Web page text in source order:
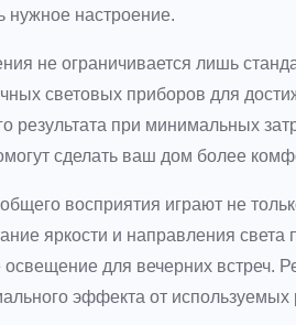
нужное настроение.
не ограничивается лишь
световых приборов для
результата при минимальных
сделать ваш дом более
восприятия играют не
яркости и направления
для вечерних встреч.
эффекта от